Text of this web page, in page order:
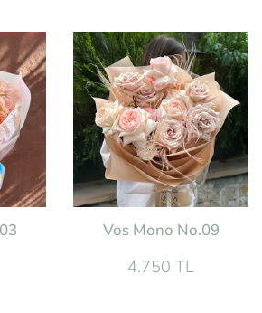
Vos Mono No.09
4.750 TL